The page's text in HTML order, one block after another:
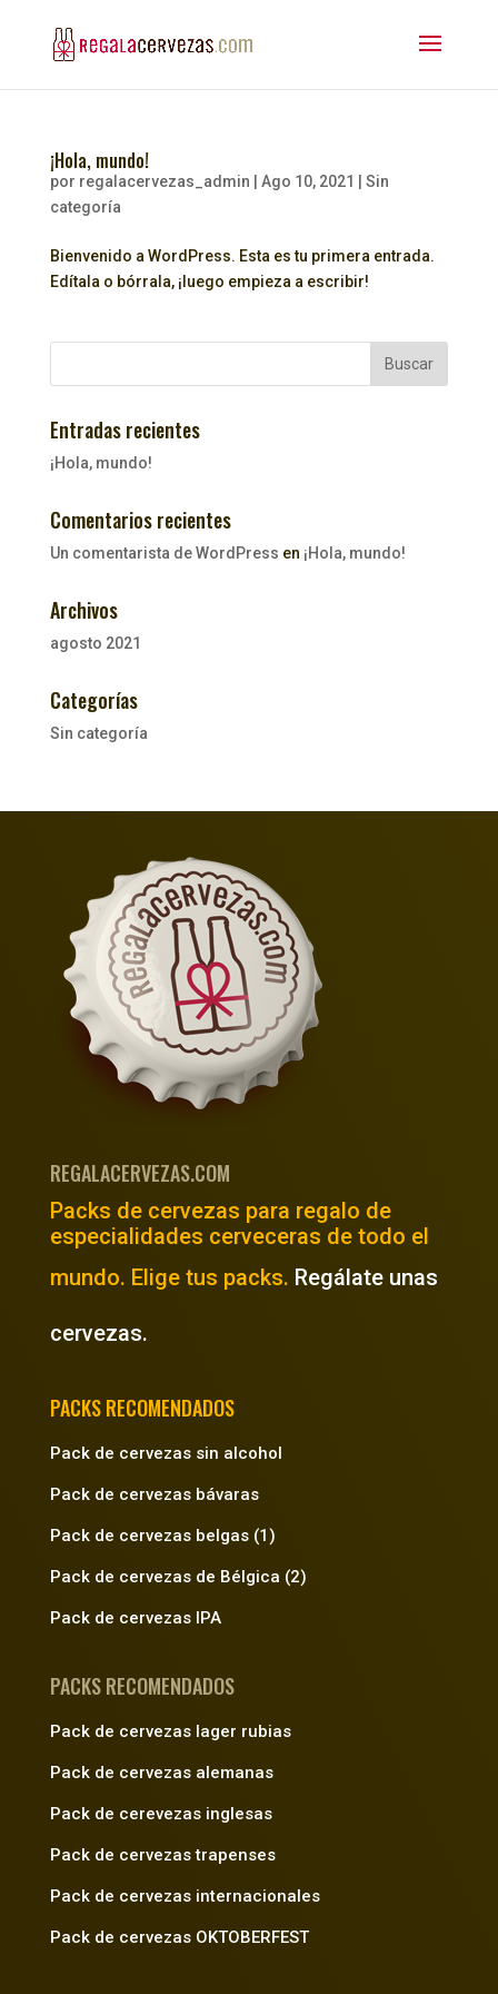
¡Hola, mundo!
por regalacervezas_admin Ago 10, 2021
Sin
categoría
Bienvenido a WordPress. Esta es tu primera entrada.
Edítala o bórrala, ¡luego empieza a escribir!
Buscar
Entradas recientes
¡Hola, mundo!
Comentarios recientes
Un comentarista de WordPress en ¡Hola, mundo!
Archivos
agosto 2021
Categorías
Sin categoría
REGALACERVEZAS.COM
Packs de cervezas para regalo de
especialidades cerveceras de todo el
mundo. Elige tus packs. Regálate unas
cervezas.
PACKS RECOMENDADOS
Pack de cervezas sin alcohol
Pack de cervezas bávaras
Pack de cervezas belgas (1)
Pack de cervezas de Bélgica (2)
Pack de cervezas IPA
PACKS RECOMENDADOS
Pack de cervezas lager rubias
Pack de cervezas alemanas
Pack de cerevezas inglesas
Pack de cervezas trapenses
Pack de cervezas internacionales
Pack de cervezas OKTOBERFEST